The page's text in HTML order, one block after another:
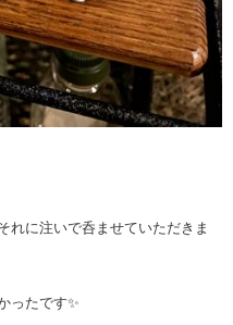
れに注いで呑ませていただきま
ったです✨